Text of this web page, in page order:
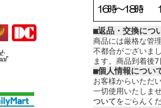
■返品・交換につ
商品には厳格な管
不都合がございま
ます。商品到着後7
■個人情報につい
お客様からいただ
一切使用いたしませ
ついてをごらんくだ